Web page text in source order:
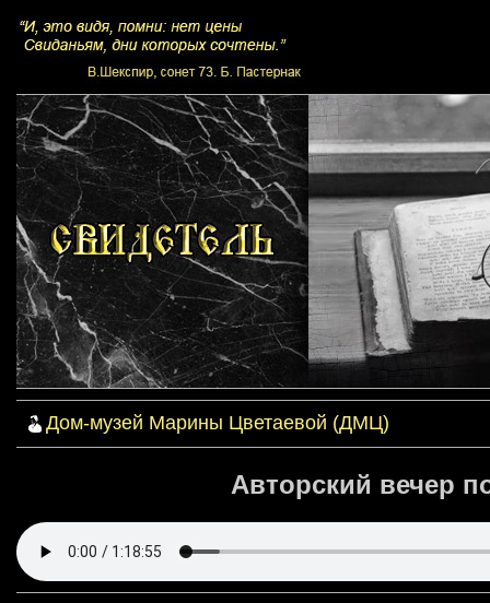
Дом-музей Марины Цветаевой (ДМЦ)
Авторский вечер